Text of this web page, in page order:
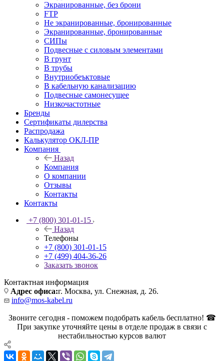
Экранированные, без брони
FTP
Не экранированные, бронированные
Экранированные, бронированные
СИПы
Подвесные с силовым элементами
В грунт
В трубы
Внутриобеъктовые
В кабельную канализацию
Подвесные самонесущее
Низкочастотные
Бренды
Сертификаты дилерства
Распродажа
Калькулятор ОКЛ-ПР
Компания
Назад
Компания
О компании
Отзывы
Контакты
Контакты
+7 (800) 301-01-15
Назад
Телефоны
+7 (800) 301-01-15
+7 (499) 404-36-26
Заказать звонок
Контактная информация
Адрес офиса:г. Москва, ул. Снежная, д. 26.
info@mos-kabel.ru
Звоните сегодня - поможем подобрать кабель бесплатно! ☎
При закупке уточняйте цены в отделе продаж в связи с
нестабильностью курсов валют